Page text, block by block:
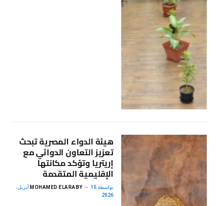
هيئة الدواء المصرية تبحث
تعزيز التعاون الدوائي مع
إريتريا وتؤكد مكانتها
الإقليمية المتقدمة
بواسطة MOHAMED ELARABY 15 أبريل،
2026